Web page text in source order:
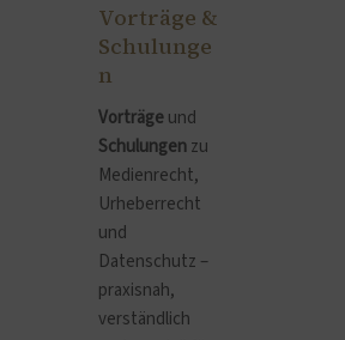
Vorträge &
Schulunge
n
Vorträgeund
Schulungenzu
Medienrecht,
Urheberrecht
und
Datenschutz –
praxisnah,
verständlich